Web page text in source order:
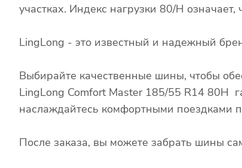
участках. Индекс нагрузки 80/H
LingLong - это известный и надежный
Выбирайте качественные шины, чтобы
LingLong Comfort Master 185/55 R14 80H
наслаждайтесь комфортными поездками
После заказа, вы можете забрать шины